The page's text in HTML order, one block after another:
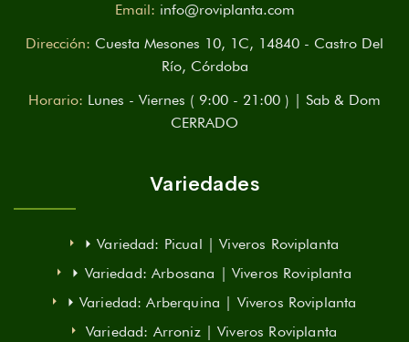
Email: info@roviplanta.com
Dirección: Cuesta Mesones 10, 1C, 14840 - Castro Del
Río, Córdoba
Horario: Lunes - Viernes ( 9:00 - 21:00 ) | Sab & Dom
CERRADO
Variedades
⏵ Variedad: Picual | Viveros Roviplanta
⏵ Variedad: Arbosana | Viveros Roviplanta
⏵ Variedad: Arberquina | Viveros Roviplanta
Variedad: Arroniz | Viveros Roviplanta